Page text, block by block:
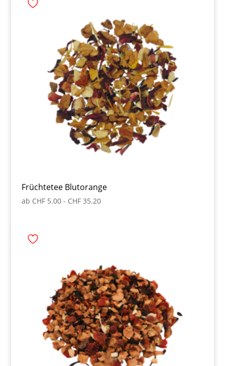
Früchtetee Blutorange
ab CHF5.00- CHF35.20